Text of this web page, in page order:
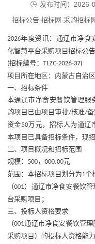
发布时间：2026-
招标公告 招标网 采购招标
2026年度资讯：通辽市净食
化智慧平台采购项目招标公告
(招标编号： TLZC-2026-37)
项目所在地区：内蒙古自治
一、招标条件
本通辽市净食安餐饮管理服
购项目已由项目审批/核准/
资金50万元，招标人为通辽
本项目已具备招标条件，现
二、项目概况和招标范围
规模： 500， 000.00元
范围：本招标项目划分为1个
（001）通辽市净食安餐饮
台采购项目；
三、投标人资格要求
（001通辽市净食安餐饮管
采购项目）的投标人资格能力